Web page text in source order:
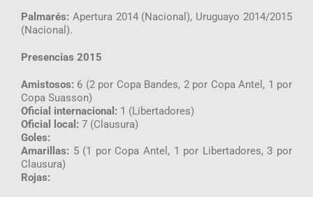
Palmarés: Apertura 2014 (Nacional), Uruguayo 2014/2015
(Nacional).
Presencias 2015
Amistosos: 6 (2 por Copa Bandes, 2 por Copa Antel, 1 por
Copa Suasson)
Oficial internacional: 1 (Libertadores)
Oficial local: 7 (Clausura)
Goles:
Amarillas: 5 (1 por Copa Antel, 1 por Libertadores, 3 por
Clausura)
Rojas: